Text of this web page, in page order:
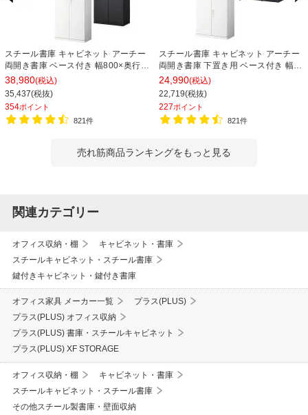
スチール書庫 キャビネット アーチー
両開き書庫 ベース付き 幅800×奥行
400×高さ1850mm
38,980(税込)
35,437(税抜)
354ポイント
821件
スチール書庫 キャビネット アーチー
両開き書庫 下置き用 ベース付き 幅
800×奥行400×高さ1100mm
24,990(税込)
22,719(税抜)
227ポイント
821件
売れ筋商品ランキングをもっと見る
関連カテゴリー
オフィス収納・棚
キャビネット・書庫
スチールキャビネット・スチール書庫
鍵付きキャビネット・鍵付き書庫
オフィス家具 メーカー一覧
プラス(PLUS)
プラス(PLUS) オフィス収納
プラス(PLUS) 書庫・スチールキャビネット
プラス(PLUS) XF STORAGE
オフィス収納・棚
キャビネット・書庫
スチールキャビネット・スチール書庫
その他スチール製書庫・壁面収納